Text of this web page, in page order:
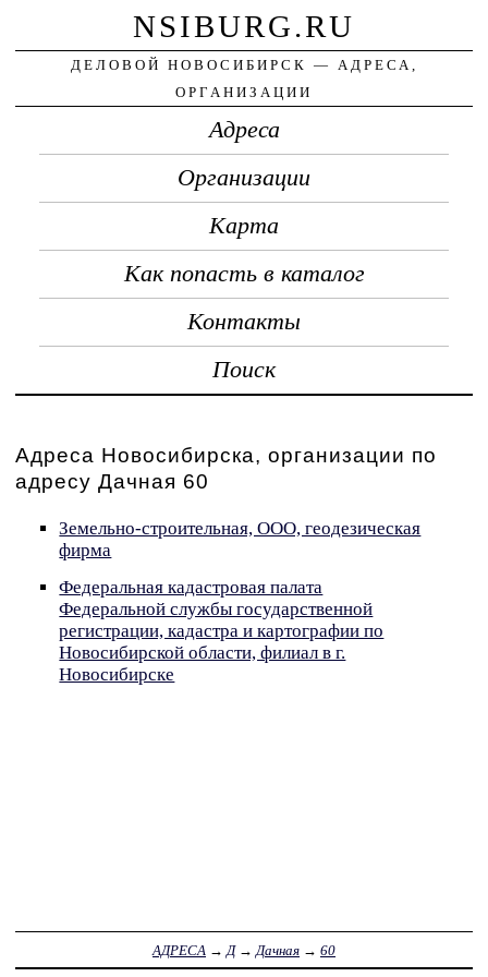
NSIBURG.RU
ДЕЛОВОЙ НОВОСИБИРСК — АДРЕСА,
ОРГАНИЗАЦИИ
Адреса
Организации
Карта
Как попасть в каталог
Контакты
Поиск
Адреса Новосибирска, организации по
адресу Дачная 60
Земельно-строительная, ООО, геодезическая
фирма
Федеральная кадастровая палата
Федеральной службы государственной
регистрации, кадастра и картографии по
Новосибирской области, филиал в г.
Новосибирске
АДРЕСА → Д→ Дачная → 60